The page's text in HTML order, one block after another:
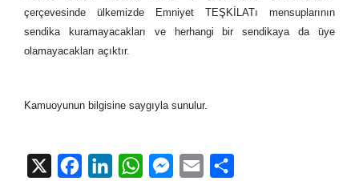
çerçevesinde ülkemizde Emniyet TEŞKİLATı mensuplarının
sendika kuramayacakları ve herhangi bir sendikaya da üye
olamayacakları açıktır.
Kamuoyunun bilgisine saygıyla sunulur.
FacebookLinkedInWhatsAppMessenger
Email